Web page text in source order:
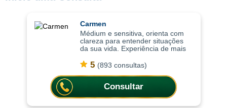
Carmen
Médium e sensitiva, orienta com
clareza para entender situações
da sua vida. Experiência de mais
práticas espirituais, as consultas
ajudam a compreender situações c
5 (893 consultas)
Consultar